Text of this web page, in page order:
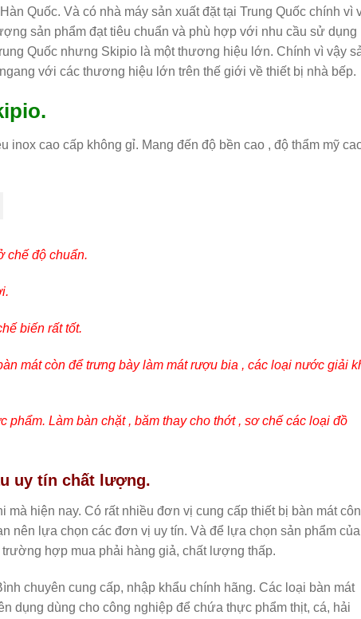
Quốc. Và có nhà máy sản xuất đặt tại Trung Quốc chính vì
sản phẩm đạt tiêu chuẩn và phù hợp với nhu cầu sử dụng
Quốc nhưng Skipio là một thương hiệu lớn. Chính vì vậy
với các thương hiệu lớn trên thế giới về thiết bị nhà bếp.
inox cao cấp không gỉ. Mang đến độ bền cao , độ thẩm mỹ
chế độ chuẩn.
biến rất tốt.
mát còn để trưng bày làm mát rượu bia , các loại nước giải
phẩm. Làm bàn chặt , băm thay cho thớt , sơ chế các loại đồ
uy tín chất lượng.
mà hiện nay. Có rất nhiều đơn vị cung cấp thiết bị bàn mát
nên lựa chọn các đơn vị uy tín. Và để lựa chọn sản phẩm của
hợp mua phải hàng giả, chất lượng thấp.
chuyên cung cấp, nhập khẩu chính hãng. Các loại bàn mát
dụng dùng cho công nghiệp để chứa thực phẩm thịt, cá, hải